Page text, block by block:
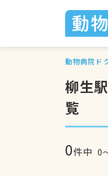
動物病院ド
柳生
覧
0件中 0